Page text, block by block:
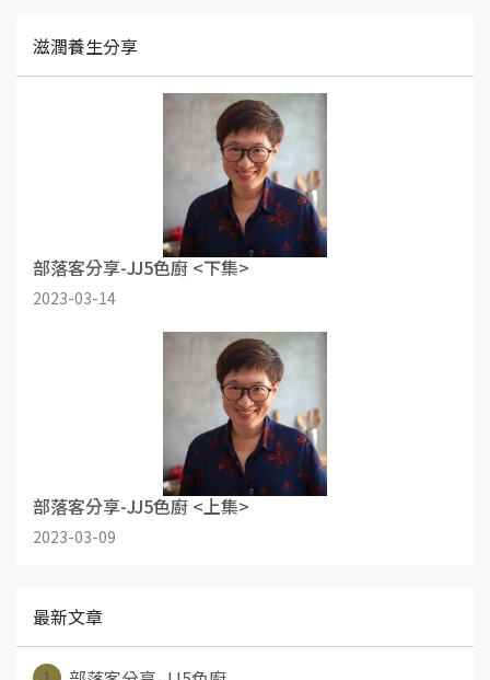
滋潤養生分享
部落客分享-JJ5色廚 <下集>
2023-03-14
部落客分享-JJ5色廚 <上集>
2023-03-09
最新文章